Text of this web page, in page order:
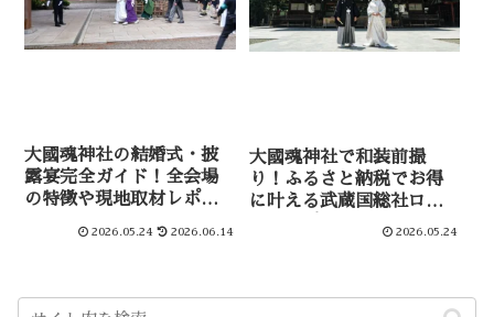
大國魂神社の結婚式・披
露宴完全ガイド！全会場
の特徴や現地取材レポー
2026.05.24 2026.06.14
大國魂神社で和装前撮
り！ふるさと納税でお得
に叶える武蔵国総社ロケ
2026.05.24